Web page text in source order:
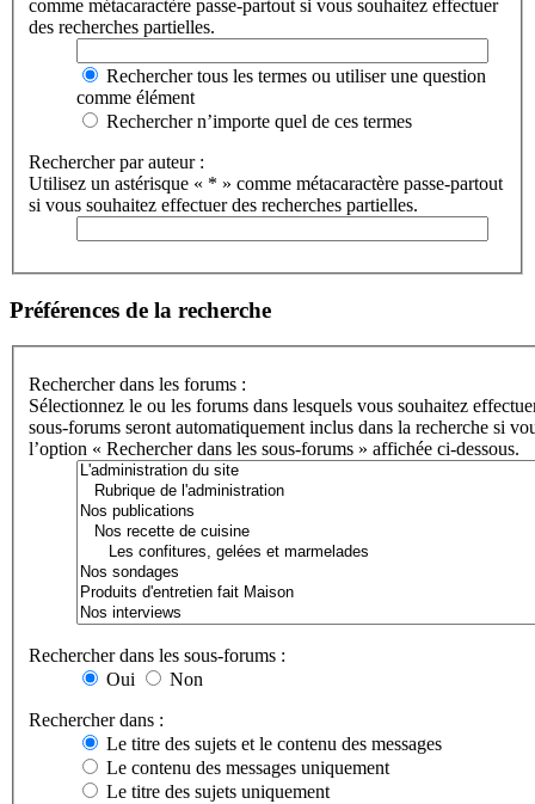
comme métacaractère passe-partout si vous souhaitez effectuer
des recherches partielles.
Rechercher tous les termes ou utiliser une question
comme élément
Rechercher n’importe quel de ces termes
Rechercher par auteur :
Utilisez un astérisque « * » comme métacaractère passe-partout
si vous souhaitez effectuer des recherches partielles.
Préférences de la recherche
Rechercher dans les forums :
Sélectionnez le ou les forums dans lesquels vous souhaitez
sous-forums seront automatiquement inclus dans la recherche si
l’option « Rechercher dans les sous-forums » affichée ci-dessous.
Rechercher dans les sous-forums :
Oui
Non
Rechercher dans :
Le titre des sujets et le contenu des messages
Le contenu des messages uniquement
Le titre des sujets uniquement